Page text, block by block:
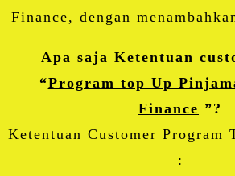
Finance, dengan
Apa saja Ketentuan
“Program top Up
Finance ”?
Ketentuan Customer Program
: